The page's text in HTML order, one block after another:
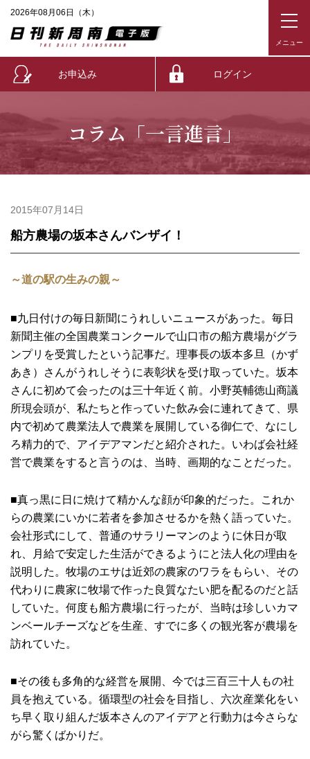
2026年08月06日（木）
お申込み ログイン
コラム「一言進言」
2015年07月14日
船方農場の坂本さんバンザイ！
～道の駅の生みの親～
■九日付けの毎日新聞にうれしいニュースがあった。毎日
新聞主催の全国農業コンクールで山口市の船方農場がグラ
ンプリを受賞したという記事だ。理事長の坂本多旦（かず
あき）さんがうれしそうに表彰状を受け取っていた。坂本
さんに初めて会ったのは三十年近く前。小野英輔徳山商議
所現会頭が、私たちと作っていた飲み会に連れてきて、県
内で初めて農業法人で農業を展開している御仁で、なにし
ろ精力的で、アイデアマンだと紹介された。いわば会社経
営で農業をすると言うのは、当時、画期的なことだった。
■真っ黒に日に焼けて精かんな顔が印象的だった。これか
らの農業にいかに若者を参加させるかを熱く語っていた。
会社形式にして、普通のサラリーマンのように休日が取
れ、月給で安定した生活ができるようにと法人化の理由を
説明した。牧場のエサは近郊の農家のワラをもらい、その
代わりに農家に牧場で作った良質なたい肥を配るのだと話
していた。何度も船方農場に行ったが、当時は珍しいカマ
ンベールチーズなどを生産、すでに多くの観光客が農場を
訪れていた。
■その後も多角的な経営を展開、今では三百三十人もの社
員を抱えている。循環型の社会を目指し、六次産業化をい
ち早く取り組んだ坂本さんのアイデアと行動力は今さらな
がら驚くばかりだ。